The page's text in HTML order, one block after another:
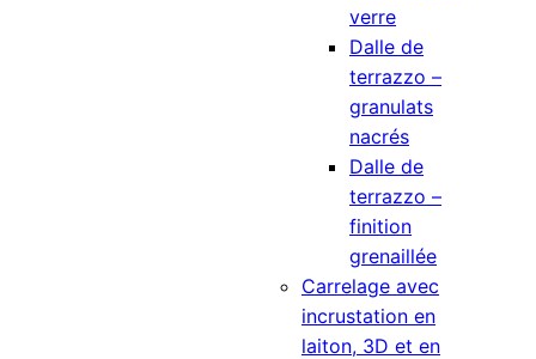
verre
Dalle de
terrazzo –
granulats
nacrés
Dalle de
terrazzo –
finition
grenaillée
Carrelage avec
incrustation en
laiton, 3D et en